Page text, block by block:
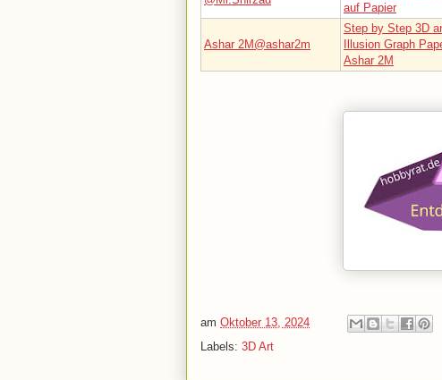
auf Papier
Ashar 2M@ashar2m
Step by Step 3D
Illusion Graph
Ashar 2M
am Oktober 13, 2024
Labels: 3D Art